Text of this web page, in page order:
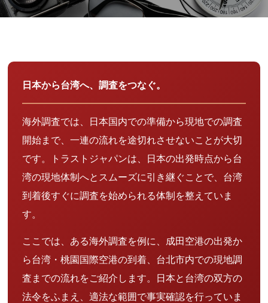
日本から台湾へ、調査をつなぐ。
海外調査では、日本国内での準備から現地での調査
開始まで、一連の流れを途切れさせないことが大切
です。トラストジャパンは、日本の出発時点から台
湾の現地体制へとスムーズに引き継ぐことで、台湾
到着後すぐに調査を始められる体制を整えていま
す。
ここでは、ある海外調査を例に、成田空港の出発か
ら台湾・桃園国際空港の到着、台北市内での現地調
査までの流れをご紹介します。日本と台湾の双方の
法令をふまえ、適法な範囲で事実確認を行っていま